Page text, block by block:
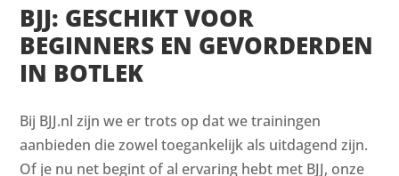
BJJ: GESCHIKT VOOR
BEGINNERS EN GEVORDERDEN
IN BOTLEK
Bij BJJ.nl zijn we er trots op dat we trainingen
aanbieden die zowel toegankelijk als uitdagend zijn.
Of je nu net begint of al ervaring hebt met BJJ, onze